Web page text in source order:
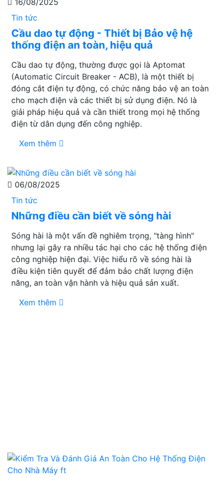
16/08/2025
Tin tức
Cầu dao tự động - Thiết bị Bảo vệ hệ
thống điện an toàn, hiệu quả
Cầu dao tự động, thường được gọi là Aptomat
(Automatic Circuit Breaker - ACB), là một thiết bị
đóng cắt điện tự động, có chức năng bảo vệ an toàn
cho mạch điện và các thiết bị sử dụng điện. Nó là
giải pháp hiệu quả và cần thiết trong mọi hệ thống
điện từ dân dụng đến công nghiệp.
Xem thêm
06/08/2025
Tin tức
Những điều cần biết về sóng hài
Sóng hài là một vấn đề nghiêm trọng, "tàng hình"
nhưng lại gây ra nhiều tác hại cho các hệ thống điện
công nghiệp hiện đại. Việc hiểu rõ về sóng hài là
điều kiện tiên quyết để đảm bảo chất lượng điện
năng, an toàn vận hành và hiệu quả sản xuất.
Xem thêm